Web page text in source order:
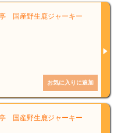
国産野生鹿ジャーキー
国産野生鹿ジャーキー